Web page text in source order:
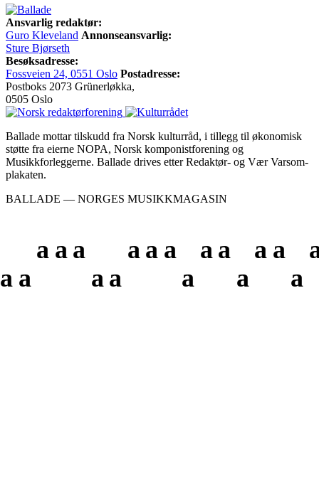
Ansvarlig redaktør:
Guro Kleveland Annonseansvarlig:
Sture Bjørseth
Besøksadresse:
Fossveien 24, 0551 Oslo Postadresse:
Postboks 2073 Grünerløkka,
0505 Oslo
Ballade mottar tilskudd fra Norsk kulturråd, i tillegg til økonomisk
støtte fra eierne NOPA, Norsk komponistforening og
Musikkforleggerne. Ballade drives etter Redaktør- og Vær Varsom-
plakaten.
BALLADE — NORGES MUSIKKMAGASIN
a
a
a
a
a
a
a